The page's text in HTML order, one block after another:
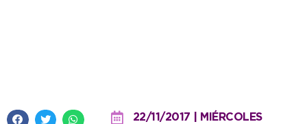
22/11/2017 | MIÉRCOLES